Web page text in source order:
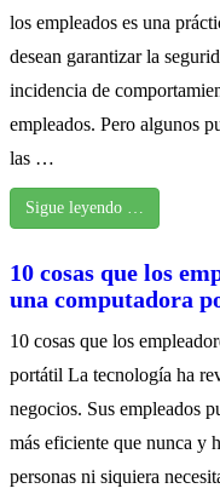
los empleados es una
desean garantizar la
incidencia de
empleados. Pero algunos
las …
Sigue leyendo …
10 cosas que los
una computadora
10 cosas que los
portátil La tecnología ha
negocios. Sus empleados
más eficiente que nunca y
personas ni siquiera